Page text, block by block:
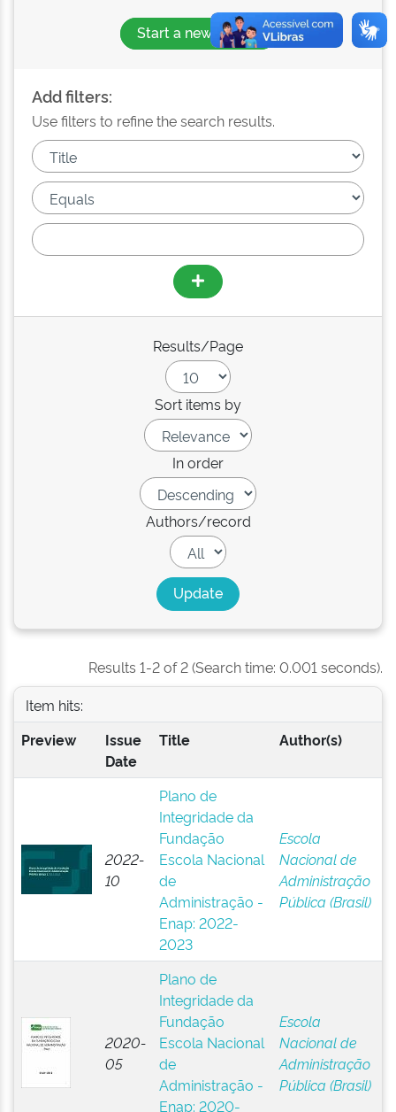
Start a new search
Add filters:
Use filters to refine the search results.
Results/Page
Sort items by
In order
Authors/record
Results 1-2 of 2 (Search time: 0.001 seconds).
Item hits:
Preview
Issue
Date
Title Author(s)
2022-
10
Plano de
Integridade da
Fundação
Escola Nacional
de
Administração -
Enap: 2022-
2023
Escola
Nacional de
Administração
Pública (Brasil)
2020-
05
Plano de
Integridade da
Fundação
Escola Nacional
de
Administração -
Enap: 2020-
Escola
Nacional de
Administração
Pública (Brasil)